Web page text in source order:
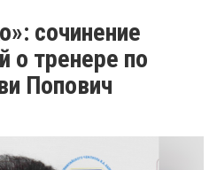
сочинение
о тренере по
Попович